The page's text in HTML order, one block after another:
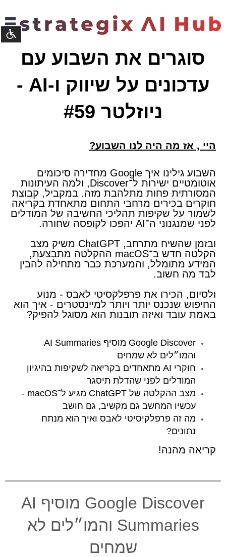
סוגרים את השבוע עם
עדכונים על שיווק ו-AI -
ניוזלטר #59
​היי , אז מה היה לנו השבוע?
השבוע גילינו איך Google מחדירה סיכומים
אוטומטיים ישירות ל־Discover, ולמה העיתונות
המסורתית פחות מתלהבת מזה. במקביל, קבוצת
חוקרים בכירים מרחבי התחום מתאחדת בקריאה
לשמור על שקיפות תהליכי החשיבה של המודלים
לפני שמנגנוני ה־AI יהפכו לקופסה שחורה.
ובזמן שהשיח מתרחב, ChatGPT משיק מצב
הקלטה חדש ב־macOS ההקלטה מתבצעת,
המידע מתומלל, והמערכת כבר מתחילה להבין
לבד מה חשוב.
ולסיום, הכירו את פרפלקסיטי לאבס - מנוע
החיפוש שנכנס יותר ויותר למיינסטרים - איך הוא
באמת עובד ואיזה תובנות הוא מסוגל להפיק?
Google Discover מוסיף AI Summaries
והמו״לים לא שמחים
חוקרי AI מתאחדים בקריאה לשקיפות בהיגיון
המודלים לפני שהדלת תיסגר
מצב ההקלטה של ChatGPT מגיע ל־macOS -
עכשיו המחשב גם מקשיב, גם חושב
מה זה פרפלקיסיטי לאבס ואיך הוא מנתח
נתונים?
​​קריאה מהנה!
Google Discover מוסיף AI
Summaries והמו״לים לא
שמחים